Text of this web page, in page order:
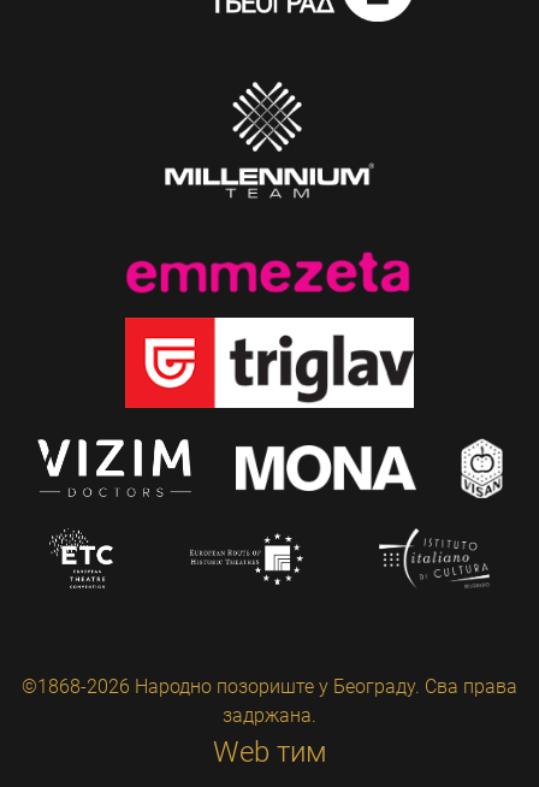
©1868-2026 Народно позориште у Београду. Сва права
задржана.
Web тим